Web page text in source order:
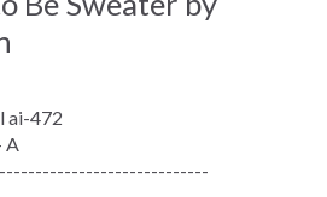
ai-472
A